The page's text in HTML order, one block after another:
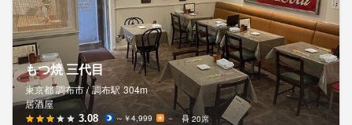
もつ焼 三代目
東京都 調布市 / 調布駅 304m
居酒屋
3.08 ～￥4,999 － 20席